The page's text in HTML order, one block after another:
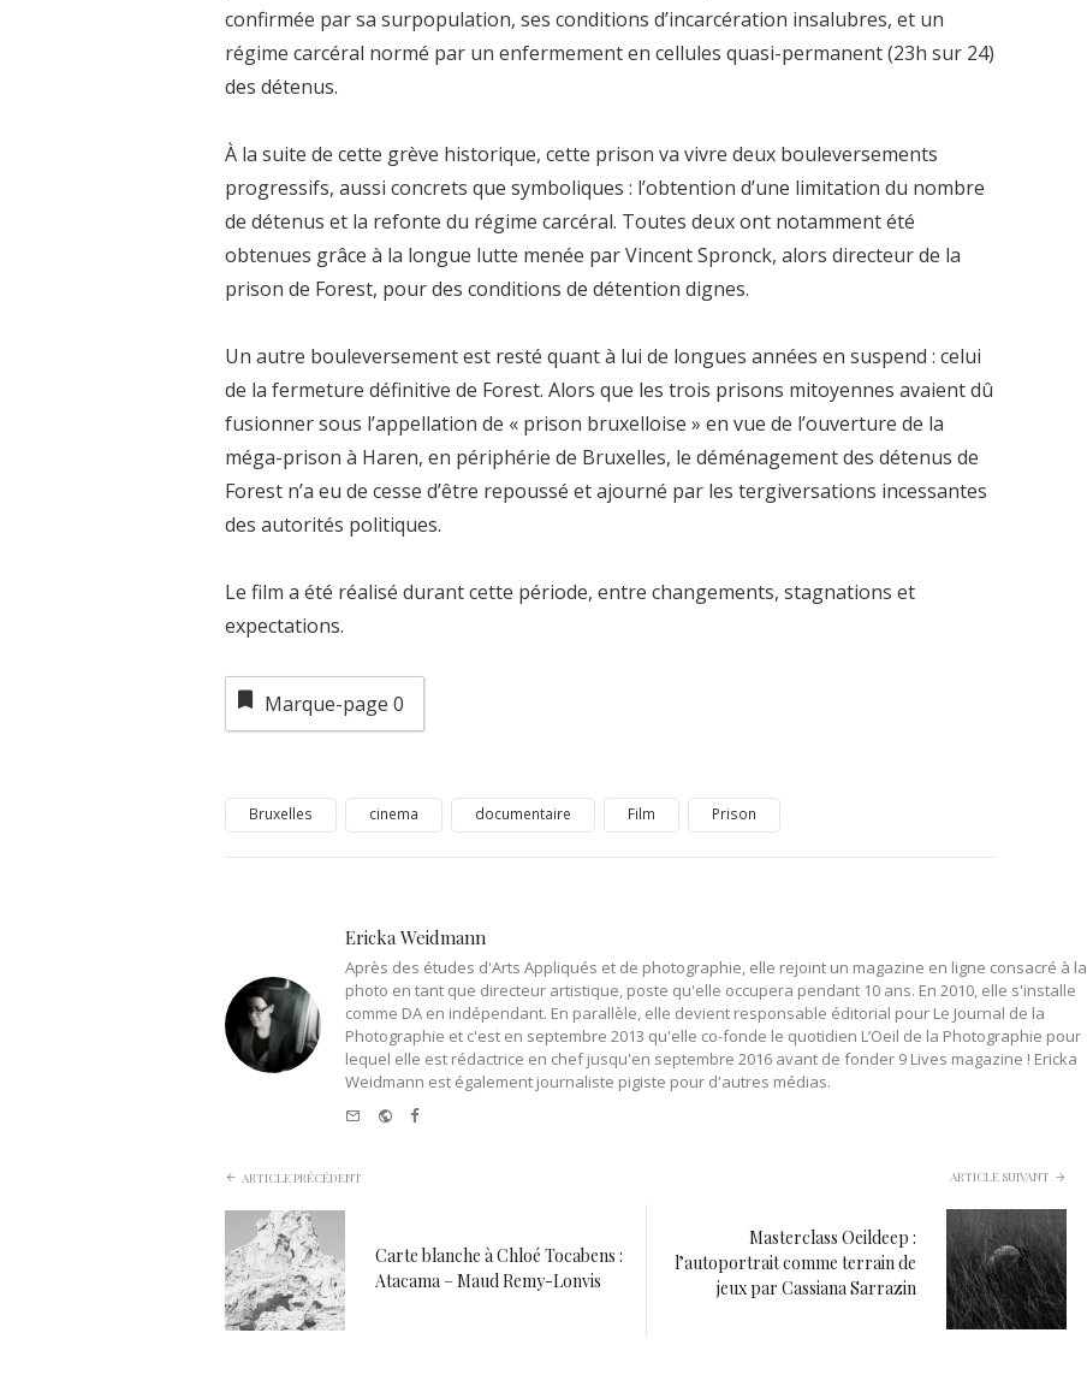
confirmée par sa surpopulation, ses conditions d’incarcération insalubres, et un
régime carcéral normé par un enfermement en cellules quasi-permanent (23h sur 24)
des détenus.
À la suite de cette grève historique, cette prison va vivre deux bouleversements
progressifs, aussi concrets que symboliques : l’obtention d’une limitation du nombre
de détenus et la refonte du régime carcéral. Toutes deux ont notamment été
obtenues grâce à la longue lutte menée par Vincent Spronck, alors directeur de la
prison de Forest, pour des conditions de détention dignes.
Un autre bouleversement est resté quant à lui de longues années en suspend : celui
de la fermeture définitive de Forest. Alors que les trois prisons mitoyennes avaient dû
fusionner sous l’appellation de « prison bruxelloise » en vue de l’ouverture de la
méga-prison à Haren, en périphérie de Bruxelles, le déménagement des détenus de
Forest n’a eu de cesse d’être repoussé et ajourné par les tergiversations incessantes
des autorités politiques.
Le film a été réalisé durant cette période, entre changements, stagnations et
expectations.
Marque-page 0
Bruxelles cinema documentaire Film Prison
Ericka Weidmann
Après des études d'Arts Appliqués et de photographie, elle rejoint un magazine en ligne consacré à la
photo en tant que directeur artistique, poste qu'elle occupera pendant 10 ans. En 2010, elle s'installe
comme DA en indépendant. En parallèle, elle devient responsable éditorial pour Le Journal de la
Photographie et c'est en septembre 2013 qu'elle co-fonde le quotidien L’Oeil de la Photographie pour
lequel elle est rédactrice en chef jusqu'en septembre 2016 avant de fonder 9 Lives magazine ! Ericka
Weidmann est également journaliste pigiste pour d'autres médias.
Website
Facebook
ARTICLE PRÉCÉDENT
Carte blanche à Chloé Tocabens :
Atacama – Maud Remy-Lonvis
ARTICLE SUIVANT
Masterclass Oeildeep :
l’autoportrait comme terrain de
jeux par Cassiana Sarrazin